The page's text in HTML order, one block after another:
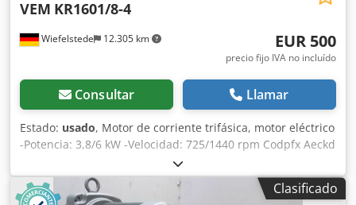
Wiefelstede 12.305 km
VEM KR1601/8-4
EUR 500
precio fijo IVA no incluído
Consultar Llamar
Estado: usado, Motor de corriente trifásica, motor eléctrico
-Potencia: 3,8/6 kW -Velocidad: 725/1440 rpm Codpfx Aeckd
Ehokbsrf -Eje: Ø 38 mm -Tipo de montaje: B5 -Grado de
protección: IP 44 -Precio: por unidad -Cantidad: 1 unidad
disponible -Dimensiones: 520/380/A360 mm -Peso: 94 kg
Clasificado